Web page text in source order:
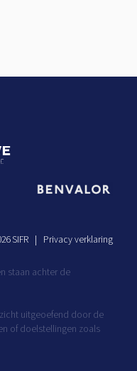
SIFR Privacy verklaring
staan achter de
uitgeoefend door de
of doelstellingen zoals